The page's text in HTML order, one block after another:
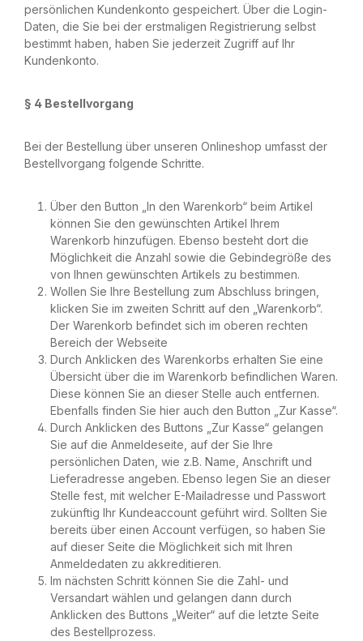
persönlichen Kundenkonto gespeichert. Über die Login-
Daten, die Sie bei der erstmaligen Registrierung selbst
bestimmt haben, haben Sie jederzeit Zugriff auf Ihr
Kundenkonto.
§ 4 Bestellvorgang
Bei der Bestellung über unseren Onlineshop umfasst der
Bestellvorgang folgende Schritte.
Über den Button „In den Warenkorb“ beim Artikel
können Sie den gewünschten Artikel Ihrem
Warenkorb hinzufügen. Ebenso besteht dort die
Möglichkeit die Anzahl sowie die Gebindegröße des
von Ihnen gewünschten Artikels zu bestimmen.
Wollen Sie Ihre Bestellung zum Abschluss bringen,
klicken Sie im zweiten Schritt auf den „Warenkorb“.
Der Warenkorb befindet sich im oberen rechten
Bereich der Webseite
Durch Anklicken des Warenkorbs erhalten Sie eine
Übersicht über die im Warenkorb befindlichen Waren.
Diese können Sie an dieser Stelle auch entfernen.
Ebenfalls finden Sie hier auch den Button „Zur Kasse“.
Durch Anklicken des Buttons „Zur Kasse“ gelangen
Sie auf die Anmeldeseite, auf der Sie Ihre
persönlichen Daten, wie z.B. Name, Anschrift und
Lieferadresse angeben. Ebenso legen Sie an dieser
Stelle fest, mit welcher E-Mailadresse und Passwort
zukünftig Ihr Kundeaccount geführt wird. Sollten Sie
bereits über einen Account verfügen, so haben Sie
auf dieser Seite die Möglichkeit sich mit Ihren
Anmeldedaten zu akkreditieren.
Im nächsten Schritt können Sie die Zahl- und
Versandart wählen und gelangen dann durch
Anklicken des Buttons „Weiter“ auf die letzte Seite
des Bestellprozess.